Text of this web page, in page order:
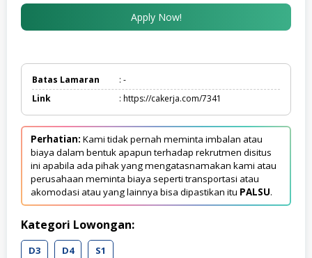
Apply Now!
Batas Lamaran
: -
Link
: https://cakerja.com/7341
Perhatian: Kami tidak pernah meminta imbalan atau
biaya dalam bentuk apapun terhadap rekrutmen disitus
ini apabila ada pihak yang mengatasnamakan kami atau
perusahaan meminta biaya seperti transportasi atau
akomodasi atau yang lainnya bisa dipastikan itu PALSU.
Kategori Lowongan:
D3 D4 S1